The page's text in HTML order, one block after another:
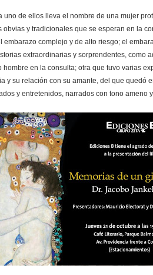
uno de ellos lleva el nombre de una mujer
obvias y tradicionales que se esperan en la
embarazo complejo y de alto riesgo; el
extraordinarias y sorprendentes, como
en la consulta; otra que tuvo varias
y su relación con su amante, del que quedó
y entretenidos, narrados con tono ameno